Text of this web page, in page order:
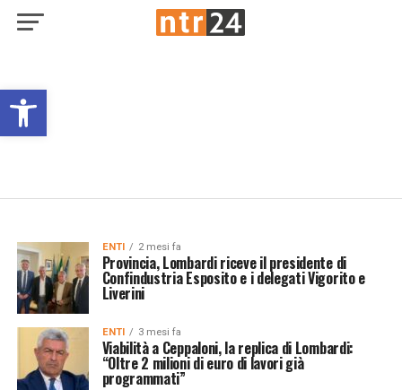
Open toolbar
ENTI 2 mesi fa
Provincia, Lombardi riceve il presidente di
Confindustria Esposito e i delegati Vigorito e
Liverini
ENTI 3 mesi fa
Viabilità a Ceppaloni, la replica di Lombardi:
“Oltre 2 milioni di euro di lavori già
programmati”